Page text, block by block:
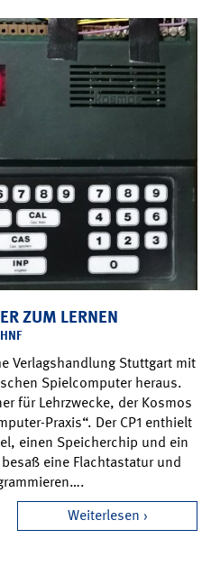
ZUM LERNEN
HNF
Verlagshandlung Stuttgart mit
Spielcomputer heraus.
für Lehrzwecke, der Kosmos
Praxis“. Der CP1 enthielt
einen Speicherchip und ein
eine Flachtastatur und
Weiterlesen